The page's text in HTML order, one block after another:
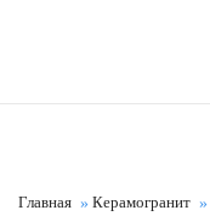
Главная Керамогранит